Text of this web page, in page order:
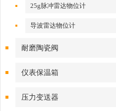
25g脉冲雷达物位计
导波雷达物位计
耐磨陶瓷阀
仪表保温箱
压力变送器